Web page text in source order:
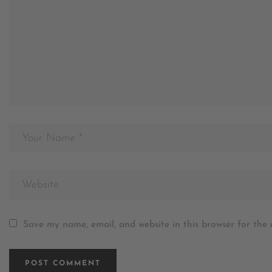
Save my name, email, and website in this browser for the